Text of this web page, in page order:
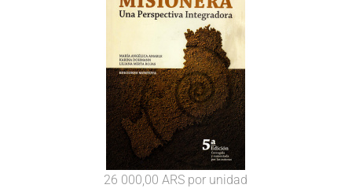
26 000,00 ARS por unidad